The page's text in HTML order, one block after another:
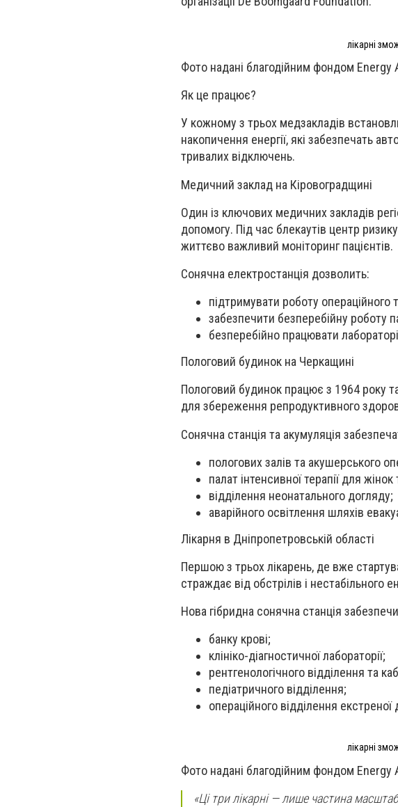
лікарні
Фото надані благодійним фондом
Як це працює?
У кожному з трьох медзакладів
накопичення енергії, які забезпечать
тривалих відключень.
Медичний заклад на Кіровоградщині
Один із ключових медичних закладів
допомогу. Під час блекаутів центр
життєво важливий моніторинг пацієнтів.
Сонячна електростанція дозволить:
підтримувати роботу операційного
забезпечити безперебійну роботу
безперебійно працювати
Пологовий будинок на Черкащині
Пологовий будинок працює з 1964 року
для збереження репродуктивного
Сонячна станція та акумуляція
пологових залів та акушерського
палат інтенсивної терапії для
відділення неонатального догляду;
аварійного освітлення шляхів
Лікарня в Дніпропетровській області
Першою з трьох лікарень, де вже
страждає від обстрілів і нестабільного
Нова гібридна сонячна станція
банку крові;
клініко-діагностичної лабораторії;
рентгенологічного відділення та
педіатричного відділення;
операційного відділення
лікарні
Фото надані благодійним фондом
«Ці три лікарні — лише частина